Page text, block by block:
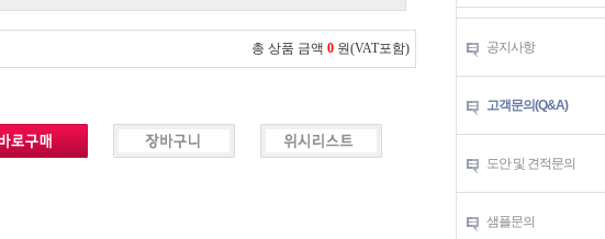
총 상품 금액 0 원(VAT포함) 공지사항
고객문의(Q&A)
도안 및 견적문의
샘플문의